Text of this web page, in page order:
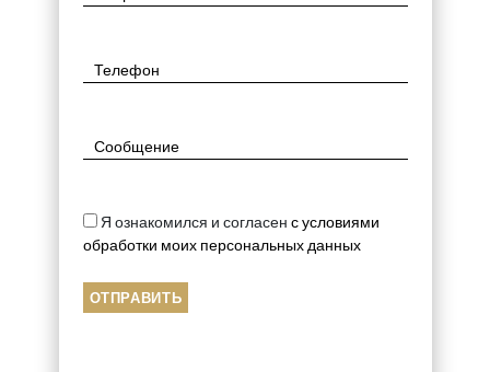
Я ознакомился и согласен с условиями
обработки моих персональных данных